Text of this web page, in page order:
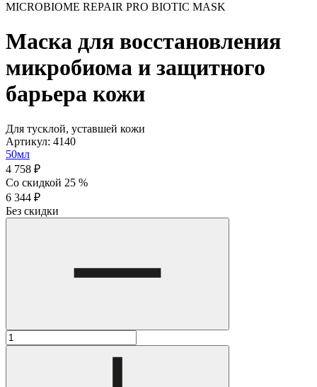
MICROBIOME REPAIR PRO BIOTIC MASK
Маска для восстановления
микробиома и защитного
барьера кожи
Для тусклой, уставшей кожи
Артикул: 4140
50мл
4 758 ₽
Со скидкой 25 %
6 344 ₽
Без скидки